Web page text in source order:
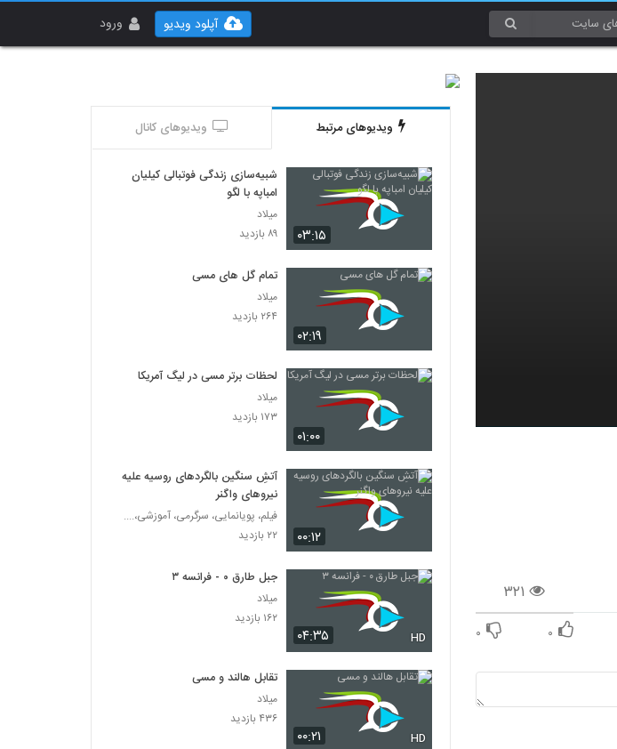
ورود آپلود ویدیو
۳۲۱
۰ ۰
ویدیوهای مرتبط ویدیوهای کانال
۰۳:۱۵
شبیه‌سازی زندگی فوتبالی کیلیان
امباپه با لگو
میلاد
۸۹ بازدید
۰۲:۱۹
تمام گل های مسی
میلاد
۲۶۴ بازدید
۰۱:۰۰
لحظات برتر مسی در لیگ آمریکا
میلاد
۱۷۳ بازدید
۰۰:۱۲
آتشِ سنگین بالگردهای روسیه علیه
نیروهای واگنر
فیلم، پویانمایی، سرگرمی، آموزشی،....
۲۲ بازدید
۰۴:۳۵ HD
جبل طارق ۰ - فرانسه ۳
میلاد
۱۶۲ بازدید
۰۰:۲۱ HD
تقابل هالند و مسی
میلاد
۴۳۶ بازدید